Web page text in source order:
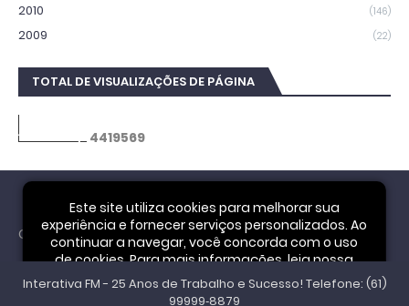
2010 (146)
2009 (22)
TOTAL DE VISUALIZAÇÕES DE PÁGINA
4419569
Cookie Notice
Este site utiliza cookies para melhorar sua
experiência e fornecer serviços personalizados. Ao
continuar a navegar, você concorda com o uso
de cookies. Para mais informações, leia nossa
Política de Privacidade.
Interativa FM - 25 Anos de Trabalho e Sucesso! Telefone: (61)
99999‑8879